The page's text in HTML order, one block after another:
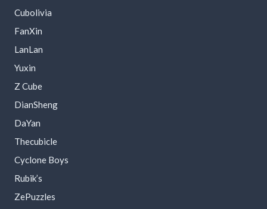
Cubolivia
FanXin
LanLan
Yuxin
Z Cube
DianSheng
DaYan
Thecubicle
Cyclone Boys
Rubik’s
ZePuzzles